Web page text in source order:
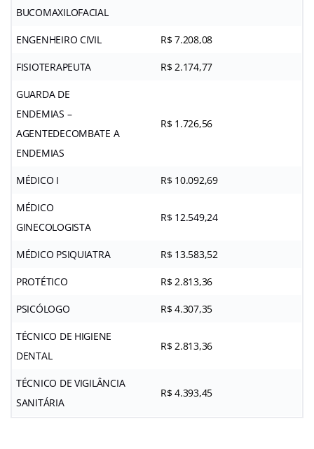
BUCOMAXILOFACIAL
ENGENHEIRO CIVIL R$ 7.208,08
FISIOTERAPEUTA R$ 2.174,77
GUARDA DE
ENDEMIAS –
AGENTEDECOMBATE A
ENDEMIAS
R$ 1.726,56
MÉDICO I R$ 10.092,69
MÉDICO
GINECOLOGISTA
R$ 12.549,24
MÉDICO PSIQUIATRA R$ 13.583,52
PROTÉTICO R$ 2.813,36
PSICÓLOGO R$ 4.307,35
TÉCNICO DE HIGIENE
DENTAL
R$ 2.813,36
TÉCNICO DE VIGILÂNCIA
SANITÁRIA
R$ 4.393,45